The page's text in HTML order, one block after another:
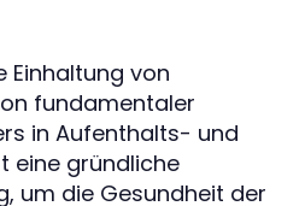
Einhaltung von
fundamentaler
in Aufenthalts- und
eine gründliche
um die Gesundheit der